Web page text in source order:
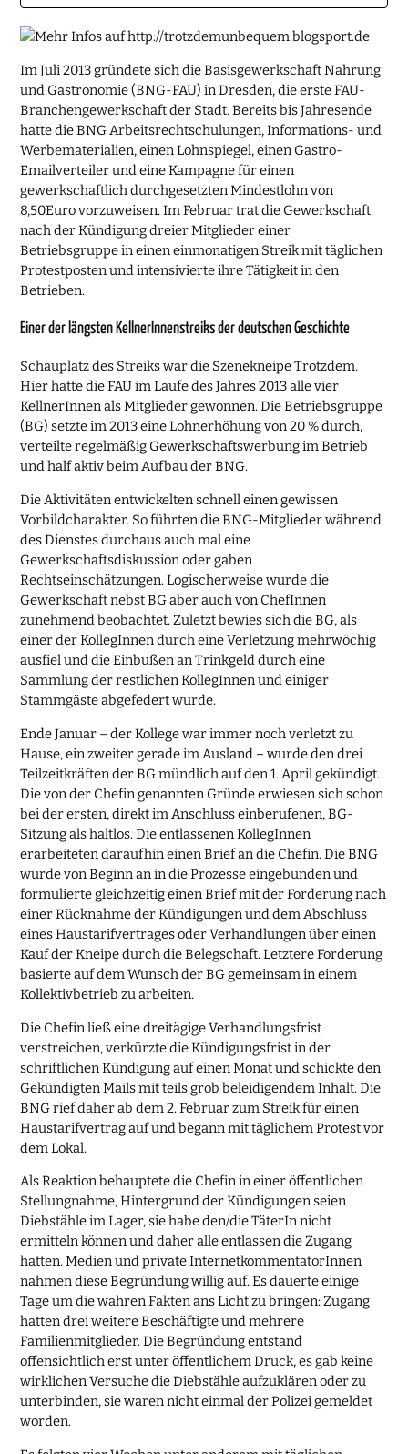
Im Juli 2013 gründete sich die Basisgewerkschaft Nahrung
und Gastronomie (BNG-FAU) in Dresden, die erste FAU-
Branchengewerkschaft der Stadt. Bereits bis Jahresende
hatte die BNG Arbeitsrechtschulungen, Informations- und
Werbematerialien, einen Lohnspiegel, einen Gastro-
Emailverteiler und eine Kampagne für einen
gewerkschaftlich durchgesetzten Mindestlohn von
8,50Euro vorzuweisen. Im Februar trat die Gewerkschaft
nach der Kündigung dreier Mitglieder einer
Betriebsgruppe in einen einmonatigen Streik mit täglichen
Protestposten und intensivierte ihre Tätigkeit in den
Betrieben.
Einer der längsten KellnerInnenstreiks der deutschen Geschichte
Schauplatz des Streiks war die Szenekneipe Trotzdem.
Hier hatte die FAU im Laufe des Jahres 2013 alle vier
KellnerInnen als Mitglieder gewonnen. Die Betriebsgruppe
(BG) setzte im 2013 eine Lohnerhöhung von 20 % durch,
verteilte regelmäßig Gewerkschaftswerbung im Betrieb
und half aktiv beim Aufbau der BNG.
Die Aktivitäten entwickelten schnell einen gewissen
Vorbildcharakter. So führten die BNG-Mitglieder während
des Dienstes durchaus auch mal eine
Gewerkschaftsdiskussion oder gaben
Rechtseinschätzungen. Logischerweise wurde die
Gewerkschaft nebst BG aber auch von ChefInnen
zunehmend beobachtet. Zuletzt bewies sich die BG, als
einer der KollegInnen durch eine Verletzung mehrwöchig
ausfiel und die Einbußen an Trinkgeld durch eine
Sammlung der restlichen KollegInnen und einiger
Stammgäste abgefedert wurde.
Ende Januar – der Kollege war immer noch verletzt zu
Hause, ein zweiter gerade im Ausland – wurde den drei
Teilzeitkräften der BG mündlich auf den 1. April gekündigt.
Die von der Chefin genannten Gründe erwiesen sich schon
bei der ersten, direkt im Anschluss einberufenen, BG-
Sitzung als haltlos. Die entlassenen KollegInnen
erarbeiteten daraufhin einen Brief an die Chefin. Die BNG
wurde von Beginn an in die Prozesse eingebunden und
formulierte gleichzeitig einen Brief mit der Forderung nach
einer Rücknahme der Kündigungen und dem Abschluss
eines Haustarifvertrages oder Verhandlungen über einen
Kauf der Kneipe durch die Belegschaft. Letztere Forderung
basierte auf dem Wunsch der BG gemeinsam in einem
Kollektivbetrieb zu arbeiten.
Die Chefin ließ eine dreitägige Verhandlungsfrist
verstreichen, verkürzte die Kündigungsfrist in der
schriftlichen Kündigung auf einen Monat und schickte den
Gekündigten Mails mit teils grob beleidigendem Inhalt. Die
BNG rief daher ab dem 2. Februar zum Streik für einen
Haustarifvertrag auf und begann mit täglichem Protest vor
dem Lokal.
Als Reaktion behauptete die Chefin in einer öffentlichen
Stellungnahme, Hintergrund der Kündigungen seien
Diebstähle im Lager, sie habe den/die TäterIn nicht
ermitteln können und daher alle entlassen die Zugang
hatten. Medien und private InternetkommentatorInnen
nahmen diese Begründung willig auf. Es dauerte einige
Tage um die wahren Fakten ans Licht zu bringen: Zugang
hatten drei weitere Beschäftigte und mehrere
Familienmitglieder. Die Begründung entstand
offensichtlich erst unter öffentlichem Druck, es gab keine
wirklichen Versuche die Diebstähle aufzuklären oder zu
unterbinden, sie waren nicht einmal der Polizei gemeldet
worden.